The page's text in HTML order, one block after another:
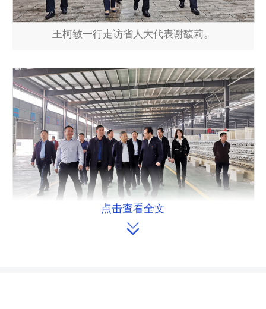
王柯敏一行走访省人大代表谢馥莉。
王柯敏一行走访省人大代表周长友，考察其公司生产经营情
况。
点击查看全文
